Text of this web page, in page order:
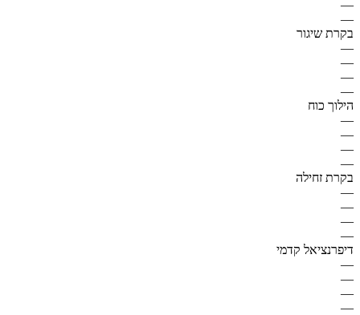
—
—
בקרת שיגור
—
—
—
—
הילוך כוח
—
—
—
—
בקרת זחילה
—
—
—
—
דיפרנציאל קדמי
—
—
—
—